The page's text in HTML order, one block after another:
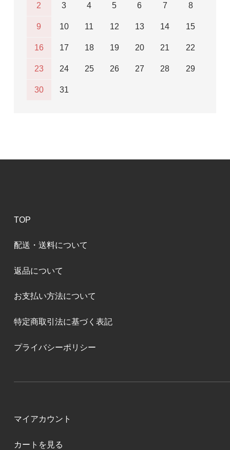
2 3 4 5 6 7 8
9 10 11 12 13 14 15
16 17 18 19 20 21 22
23 24 25 26 27 28 29
30 31
TOP
配送・送料について
返品について
お支払い方法について
特定商取引法に基づく表記
プライバシーポリシー
マイアカウント
カートを見る